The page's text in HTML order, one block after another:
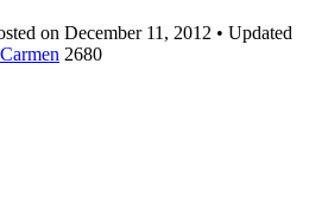
on December 11, 2012 • Updated
Carmen 2680